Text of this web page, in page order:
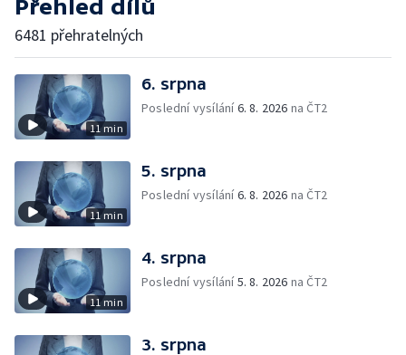
Přehled dílů
6481 přehratelných
11 min
6. srpna
Poslední vysílání6. 8. 2026 na ČT2
11 min
5. srpna
Poslední vysílání6. 8. 2026 na ČT2
11 min
4. srpna
Poslední vysílání5. 8. 2026 na ČT2
3. srpna